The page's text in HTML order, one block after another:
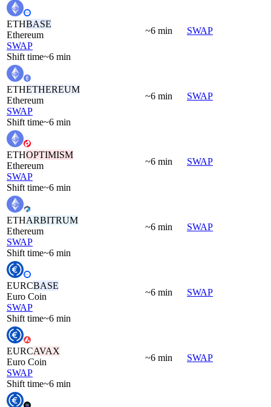
ETHBASE
Ethereum
SWAP
Shift time~6 min
~6 min SWAP
ETHETHEREUM
Ethereum
SWAP
Shift time~6 min
~6 min SWAP
ETHOPTIMISM
Ethereum
SWAP
Shift time~6 min
~6 min SWAP
ETHARBITRUM
Ethereum
SWAP
Shift time~6 min
~6 min SWAP
EURCBASE
Euro Coin
SWAP
Shift time~6 min
~6 min SWAP
EURCAVAX
Euro Coin
SWAP
Shift time~6 min
~6 min SWAP